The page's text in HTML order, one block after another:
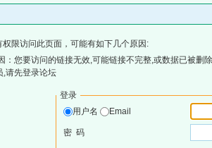
限访问此页面，可能有如下几个原因:
：您要访问的链接无效,可能链接不完整,或数据已被删
,请先登录论坛
登录
用户名
Email
密 码